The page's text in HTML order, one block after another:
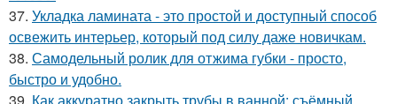
37. Укладка ламината - это простой и доступный способ
освежить интерьер, который под силу даже новичкам.
38. Самодельный ролик для отжима губки - просто,
быстро и удобно.